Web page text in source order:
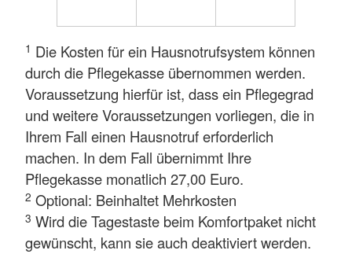
1 Die Kosten für ein Hausnotrufsystem können
durch die Pflegekasse übernommen werden.
Voraussetzung hierfür ist, dass ein Pflegegrad
und weitere Voraussetzungen vorliegen, die in
Ihrem Fall einen Hausnotruf erforderlich
machen. In dem Fall übernimmt Ihre
Pflegekasse monatlich 27,00 Euro.
2 Optional: Beinhaltet Mehrkosten
3 Wird die Tagestaste beim Komfortpaket nicht
gewünscht, kann sie auch deaktiviert werden.